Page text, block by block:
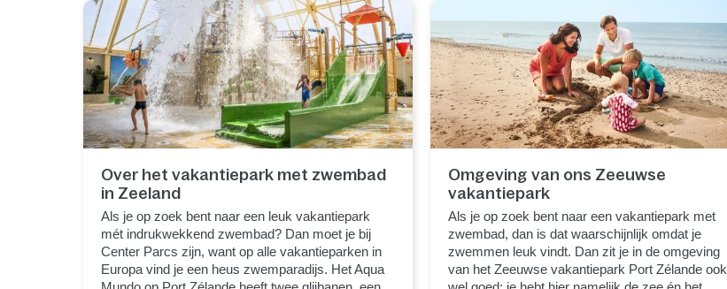
Over het vakantiepark met zwembad
in Zeeland
Als je op zoek bent naar een leuk vakantiepark
mét indrukwekkend zwembad? Dan moet je bij
Center Parcs zijn, want op alle vakantieparken in
Europa vind je een heus zwemparadijs. Het Aqua
Omgeving van ons Zeeuwse
vakantiepark
Als je op zoek bent naar een vakantiepark met
zwembad, dan is dat waarschijnlijk omdat je
zwemmen leuk vindt. Dan zit je in de omgeving
van het Zeeuwse vakantiepark Port Zélande ook